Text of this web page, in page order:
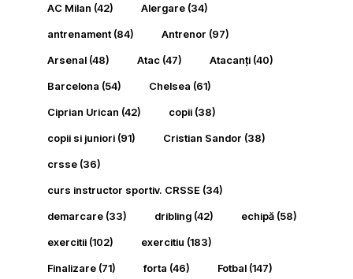
AC Milan (42) Alergare (34)
antrenament(84) Antrenor (97)
Arsenal (48) Atac (47) Atacanți (40)
Barcelona (54) Chelsea (61)
Ciprian Urican (42) copii (38)
copii si juniori (91) Cristian Sandor (38)
crsse (36)
curs instructor sportiv. CRSSE (34)
demarcare (33) dribling (42) echipă (58)
exercitii (102) exercitiu (183)
Finalizare (71) forta (46) Fotbal (147)